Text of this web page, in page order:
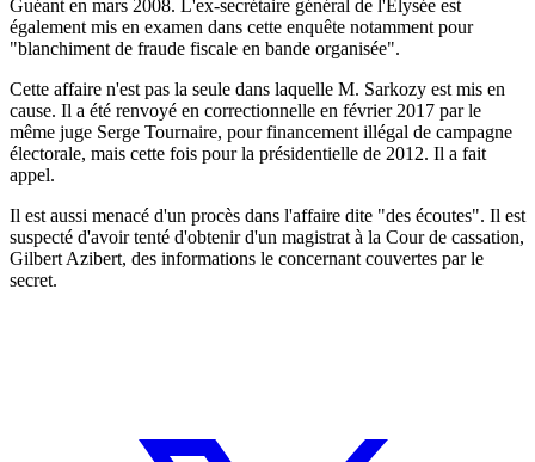
Guéant en mars 2008. L'ex-secrétaire général de l'Élysée est
également mis en examen dans cette enquête notamment pour
"blanchiment de fraude fiscale en bande organisée".
Cette affaire n'est pas la seule dans laquelle M. Sarkozy est mis en
cause. Il a été renvoyé en correctionnelle en février 2017 par le
même juge Serge Tournaire, pour financement illégal de campagne
électorale, mais cette fois pour la présidentielle de 2012. Il a fait
appel.
Il est aussi menacé d'un procès dans l'affaire dite "des écoutes". Il est
suspecté d'avoir tenté d'obtenir d'un magistrat à la Cour de cassation,
Gilbert Azibert, des informations le concernant couvertes par le
secret.